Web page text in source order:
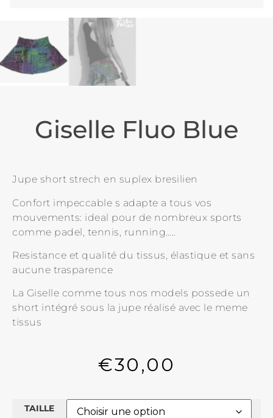
Giselle Fluo Blue
Jupe short strech en suplex bresilien
Confort impeccable s adapte a tous vos
mouvements: ideal pour de nombreux sports
comme padel, tennis, running…..
Resistance et qualité du tissus, élastique et sans
aucune trasparence
La Giselle comme tous nos models possede un
short intégré sous la jupe réalisé avec le meme
tissus
€30,00
TAILLE